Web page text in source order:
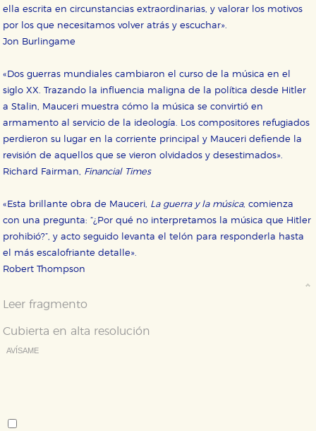
ella escrita en circunstancias extraordinarias, y valorar los motivos
por los que necesitamos volver atrás y escuchar».
Jon Burlingame
«Dos guerras mundiales cambiaron el curso de la música en el
siglo XX. Trazando la influencia maligna de la política desde Hitler
a Stalin, Mauceri muestra cómo la música se convirtió en
armamento al servicio de la ideología. Los compositores refugiados
perdieron su lugar en la corriente principal y Mauceri defiende la
revisión de aquellos que se vieron olvidados y desestimados».
Richard Fairman, Financial Times
«Esta brillante obra de Mauceri, La guerra y la música, comienza
con una pregunta: “¿Por qué no interpretamos la música que Hitler
prohibió?”, y acto seguido levanta el telón para responderla hasta
el más escalofriante detalle».
Robert Thompson
Leer fragmento
Cubierta en alta resolución
AVÍSAME
GUARDAR CONFIGURACIÓN